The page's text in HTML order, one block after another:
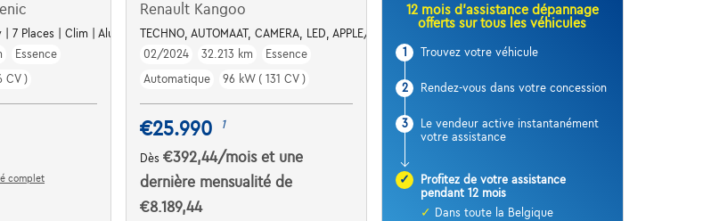
| 7 Places | Clim | Alu | Gps
Essence
CV )
complet
Renault Kangoo
TECHNO, AUTOMAAT, CAMERA, LED, APPLE/ANDROID, AUTOM. AIRCO
02/2024
32.213 km
Essence
Automatique
96 kW ( 131 CV )
€25.990 1
Dès €392,44/mois et une
dernière mensualité de
€8.189,44
12 mois d’assistance dépannage
offerts sur tous les véhicules
1 Trouvez votre véhicule
2 Rendez-vous dans votre concession
3
Le vendeur active instantanément
votre assistance
✓
Profitez de votre assistance
pendant 12 mois
✓ Dans toute la Belgique